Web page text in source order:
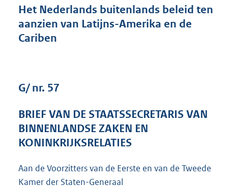
s
g
3
K
Het Nederlands buitenlands beleid ten
aanzien van Latijns-Amerika en de
Cariben
G/ nr. 57
BRIEF VAN DE STAATSSECRETARIS VAN
BINNENLANDSE ZAKEN EN
KONINKRIJKSRELATIES
Aan de Voorzitters van de Eerste en van de Tweede
Kamer der Staten-Generaal